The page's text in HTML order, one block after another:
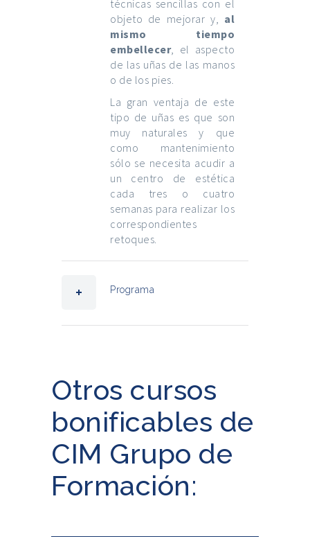
técnicas sencillas con el
objeto de mejorar y, al
mismo tiempo
embellecer, el aspecto
de las uñas de las manos
o de los pies.
La gran ventaja de este
tipo de uñas es que son
muy naturales y que
como mantenimiento
sólo se necesita acudir a
un centro de estética
cada tres o cuatro
semanas para realizar los
correspondientes
retoques.
Programa
Otros cursos
bonificables de
CIM Grupo de
Formación: